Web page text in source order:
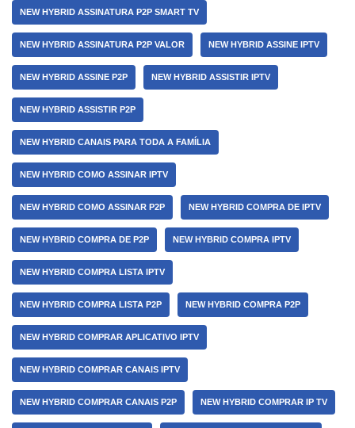
NEW HYBRID ASSINATURA P2P SMART TV
NEW HYBRID ASSINATURA P2P VALOR NEW HYBRID ASSINE IPTV
NEW HYBRID ASSINE P2P NEW HYBRID ASSISTIR IPTV
NEW HYBRID ASSISTIR P2P
NEW HYBRID CANAIS PARA TODA A FAMÍLIA
NEW HYBRID COMO ASSINAR IPTV
NEW HYBRID COMO ASSINAR P2P NEW HYBRID COMPRA DE IPTV
NEW HYBRID COMPRA DE P2P NEW HYBRID COMPRA IPTV
NEW HYBRID COMPRA LISTA IPTV
NEW HYBRID COMPRA LISTA P2P NEW HYBRID COMPRA P2P
NEW HYBRID COMPRAR APLICATIVO IPTV
NEW HYBRID COMPRAR CANAIS IPTV
NEW HYBRID COMPRAR CANAIS P2P NEW HYBRID COMPRAR IP TV